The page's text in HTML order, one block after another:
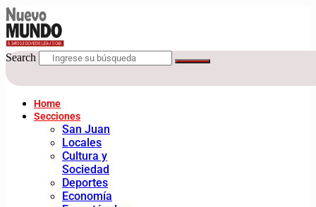
Search
Home
Secciones
San Juan
Locales
Cultura y
Sociedad
Deportes
Economía